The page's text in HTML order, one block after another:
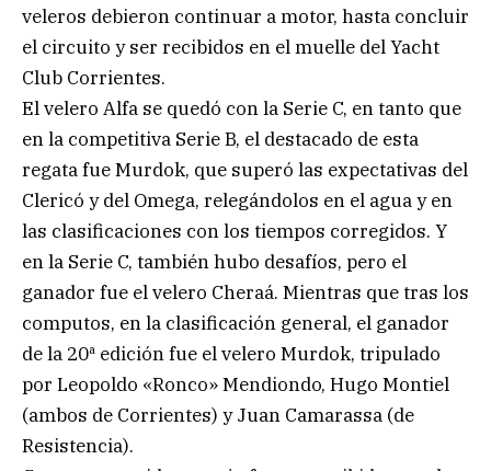
veleros debieron continuar a motor, hasta concluir
el circuito y ser recibidos en el muelle del Yacht
Club Corrientes.
El velero Alfa se quedó con la Serie C, en tanto que
en la competitiva Serie B, el destacado de esta
regata fue Murdok, que superó las expectativas del
Clericó y del Omega, relegándolos en el agua y en
las clasificaciones con los tiempos corregidos. Y
en la Serie C, también hubo desafíos, pero el
ganador fue el velero Cheraá. Mientras que tras los
computos, en la clasificación general, el ganador
de la 20ª edición fue el velero Murdok, tripulado
por Leopoldo «Ronco» Mendiondo, Hugo Montiel
(ambos de Corrientes) y Juan Camarassa (de
Resistencia).